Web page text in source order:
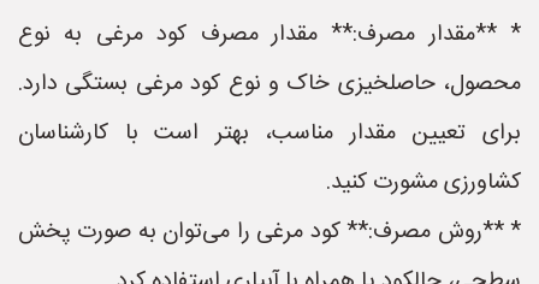
* **مقدار مصرف:** مقدار مصرف کود مرغی به نوع
محصول، حاصلخیزی خاک و نوع کود مرغی بستگی دارد.
برای تعیین مقدار مناسب، بهتر است با کارشناسان
کشاورزی مشورت کنید.
* **روش مصرف:** کود مرغی را می‌توان به صورت پخش